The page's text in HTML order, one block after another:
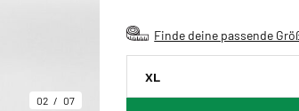
02 07
Finde deine passende
XL